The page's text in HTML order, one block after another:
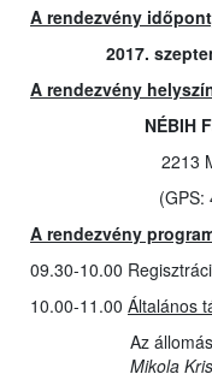
A rendezvény
2017.
A rendezvény
NÉBIH
2213
(GPS:
A rendezvény
09.30-10.00
10.00-11.00 Általános
Az
Mikola